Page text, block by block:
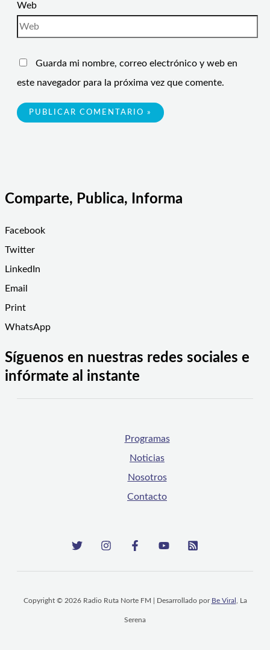
Web
Guarda mi nombre, correo electrónico y web en
este navegador para la próxima vez que comente.
Comparte, Publica, Informa
Facebook
Twitter
LinkedIn
Email
Print
WhatsApp
Síguenos en nuestras redes sociales e
infórmate al instante
Programas
Noticias
Nosotros
Contacto
Copyright © 2026 Radio Ruta Norte FM | Desarrollado por Be Viral , La
Serena